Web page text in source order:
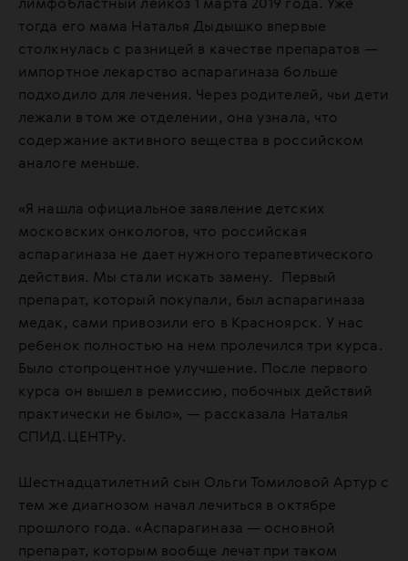
лимфобластный лейкоз 1 марта 2019 года. Уже
тогда его мама Наталья Дыдышко впервые
столкнулась с разницей в качестве препаратов —
импортное лекарство аспарагиназа больше
подходило для лечения. Через родителей, чьи дети
лежали в том же отделении, она узнала, что
содержание активного вещества в российском
аналоге меньше.
«Я нашла официальное заявление детских
московских онкологов, что российская
аспарагиназа не дает нужного терапевтического
действия. Мы стали искать замену. Первый
препарат, который покупали, был аспарагиназа
медак, сами привозили его в Красноярск. У нас
ребенок полностью на нем пролечился три курса.
Было стопроцентное улучшение. После первого
курса он вышел в ремиссию, побочных действий
практически не было», — рассказала Наталья
СПИД.ЦЕНТРу.
Шестнадцатилетний сын Ольги Томиловой Артур с
тем же диагнозом начал лечиться в октябре
прошлого года. «Аспарагиназа — основной
препарат, которым вообще лечат при таком